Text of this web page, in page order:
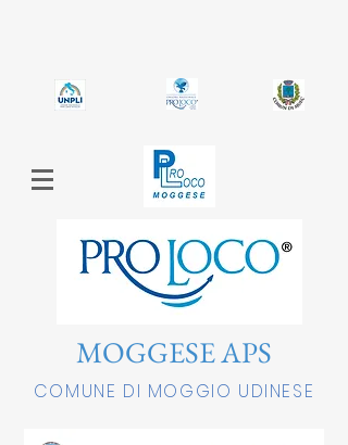
MOGGESE APS
COMUNE DI MOGGIO UDINESE